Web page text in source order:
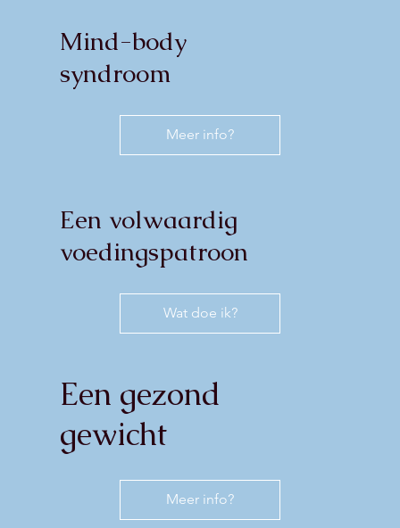
Mind-body
syndroom
Meer info?
Een volwaardig
voedingspatroon
Wat doe ik?
Een gezond
gewicht
Meer info?